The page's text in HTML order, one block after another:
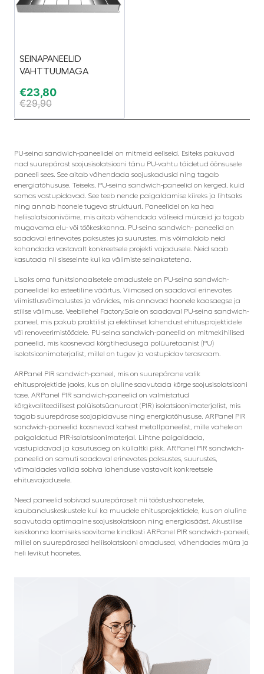
SEINAPANEELID
VAHTTUUMAGA
€23,80
€29,90
PU-seina sandwich-paneelidel on mitmeid eeliseid. Esiteks pakuvad
nad suurepärast soojusisolatsiooni tänu PU-vahtu täidetud õõnsusele
paneeli sees. See aitab vähendada soojuskadusid ning tagab
energiatõhususe. Teiseks, PU-seina sandwich-paneelid on kerged, kuid
samas vastupidavad. See teeb nende paigaldamise kiireks ja lihtsaks
ning annab hoonele tugeva struktuuri. Paneelidel on ka hea
heliisolatsioonivõime, mis aitab vähendada väliseid mürasid ja tagab
mugavama elu- või töökeskkonna. PU-seina sandwich- paneelid on
saadaval erinevates paksustes ja suurustes, mis võimaldab neid
kohandada vastavalt konkreetsele projekti vajadusele. Neid saab
kasutada nii siseseinte kui ka välimiste seinakatetena.
Lisaks oma funktsionaalsetele omadustele on PU-seina sandwich-
paneelidel ka esteetiline väärtus. Viimased on saadaval erinevates
viimistlusvõimalustes ja värvides, mis annavad hoonele kaasaegse ja
stiilse välimuse. Veebilehel Factory.Sale on saadaval PU-seina sandwich-
paneel, mis pakub praktilist ja efektiivset lahendust ehitusprojektidele
või renoveerimistöödele. PU-seina sandwich-paneelid on mitmekihilised
paneelid, mis koosnevad kõrgtihedusega polüuretaanist (PU)
isolatsioonimaterjalist, millel on tugev ja vastupidav terasraam.
ARPanel PIR sandwich-paneel, mis on suurepärane valik
ehitusprojektide jaoks, kus on oluline saavutada kõrge soojusisolatsiooni
tase. ARPanel PIR sandwich-paneelid on valmistatud
kõrgkvaliteedilisest polüisotsüanuraat (PIR) isolatsioonimaterjalist, mis
tagab suurepärase soojapidavuse ning energiatõhususe. ARPanel PIR
sandwich-paneelid koosnevad kahest metallpaneelist, mille vahele on
paigaldatud PIR-isolatsioonimaterjal. Lihtne paigaldada,
vastupidavad ja kasutusaeg on küllaltki pikk. ARPanel PIR sandwich-
paneelid on samuti saadaval erinevates paksustes, suurustes,
võimaldades valida sobiva lahenduse vastavalt konkreetsele
ehitusvajadusele.
Need paneelid sobivad suurepäraselt nii tööstushoonetele,
kaubanduskeskustele kui ka muudele ehitusprojektidele, kus on oluline
saavutada optimaalne soojusisolatsioon ning energiasääst. Akustilise
keskkonna loomiseks soovitame kindlasti ARPanel PIR sandwich-paneeli,
millel on suurepärased heliisolatsiooni omadused, vähendades müra ja
heli levikut hoonetes.